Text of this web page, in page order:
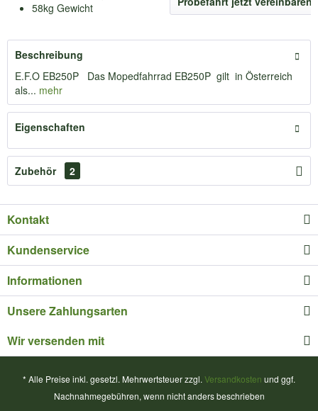
58kg Gewicht
Beschreibung
E.F.O EB250P Das Mopedfahrrad EB250P gilt in Österreich
als... mehr
Eigenschaften
Zubehör 2
Kontakt
Kundenservice
Informationen
Unsere Zahlungsarten
Wir versenden mit
* Alle Preise inkl. gesetzl. Mehrwertsteuer zzgl. Versandkosten und ggf.
Nachnahmegebühren, wenn nicht anders beschrieben